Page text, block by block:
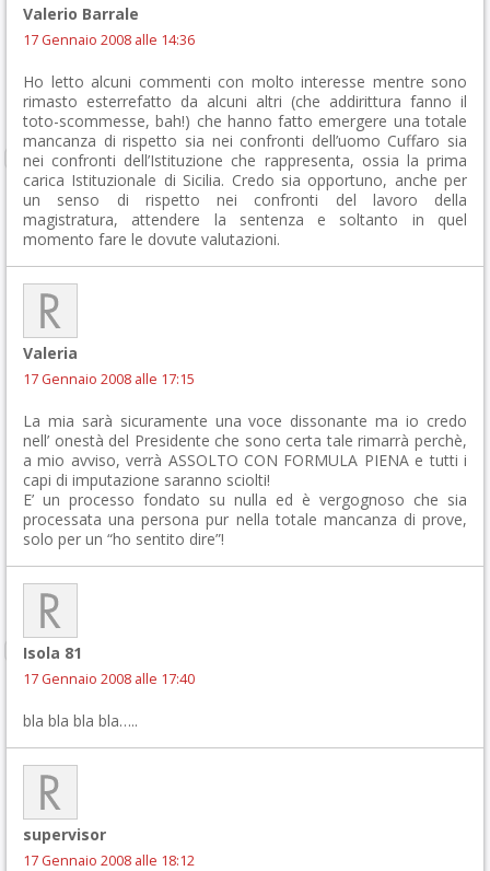
Valerio Barrale
17 Gennaio 2008 alle 14:36
Ho letto alcuni commenti con molto interesse mentre sono
rimasto esterrefatto da alcuni altri (che addirittura fanno il
toto-scommesse, bah!) che hanno fatto emergere una totale
mancanza di rispetto sia nei confronti dell’uomo Cuffaro sia
nei confronti dell’Istituzione che rappresenta, ossia la prima
carica Istituzionale di Sicilia. Credo sia opportuno, anche per
un senso di rispetto nei confronti del lavoro della
magistratura, attendere la sentenza e soltanto in quel
momento fare le dovute valutazioni.
Valeria
17 Gennaio 2008 alle 17:15
La mia sarà sicuramente una voce dissonante ma io credo
nell’ onestà del Presidente che sono certa tale rimarrà perchè,
a mio avviso, verrà ASSOLTO CON FORMULA PIENA e tutti i
capi di imputazione saranno sciolti!
E’ un processo fondato su nulla ed è vergognoso che sia
processata una persona pur nella totale mancanza di prove,
solo per un “ho sentito dire”!
Isola 81
17 Gennaio 2008 alle 17:40
bla bla bla bla…..
supervisor
17 Gennaio 2008 alle 18:12